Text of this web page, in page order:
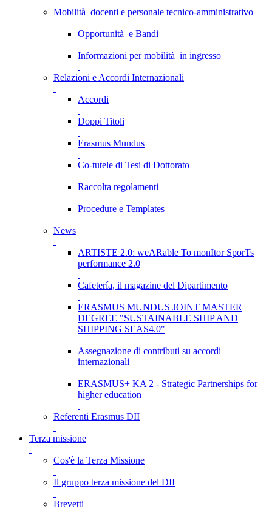
Mobilità docenti e personale tecnico-amministrativo
Opportunità e Bandi
Informazioni per mobilità in ingresso
Relazioni e Accordi Internazionali
Accordi
Doppi Titoli
Erasmus Mundus
Co-tutele di Tesi di Dottorato
Raccolta regolamenti
Procedure e Templates
News
ARTISTE 2.0: weARable To monItor SporTs
performance 2.0
Cafetería, il magazine del Dipartimento
ERASMUS MUNDUS JOINT MASTER
DEGREE "SUSTAINABLE SHIP AND
SHIPPING SEAS4.0"
Assegnazione di contributi su accordi
internazionali
ERASMUS+ KA 2 - Strategic Partnerships for
higher education
Referenti Erasmus DII
Terza missione
Cos'è la Terza Missione
Il gruppo terza missione del DII
Brevetti